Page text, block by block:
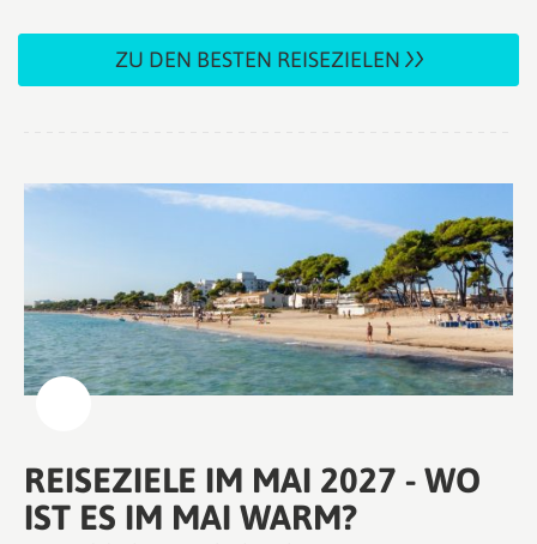
ZU DEN BESTEN REISEZIELEN
REISEZIELE IM MAI 2027 - WO
IST ES IM MAI WARM?